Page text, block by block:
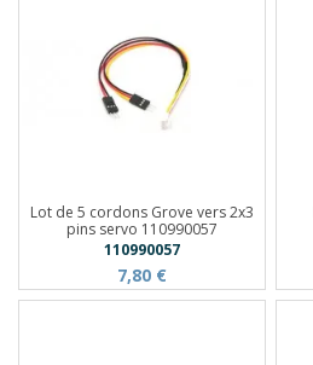
Lot de 5 cordons Grove vers 2x3
pins servo 110990057
110990057
7,80 €